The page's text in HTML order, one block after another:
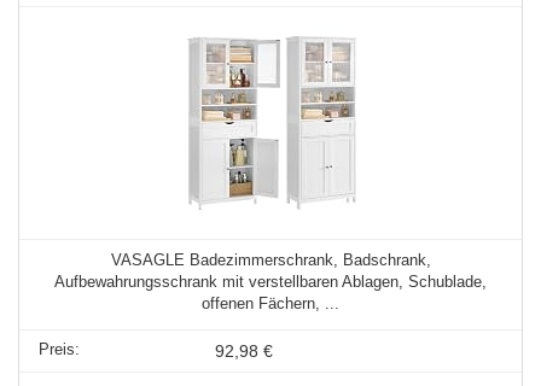
VASAGLE Badezimmerschrank, Badschrank,
Aufbewahrungsschrank mit verstellbaren Ablagen, Schublade,
offenen Fächern, ...
92,98 €